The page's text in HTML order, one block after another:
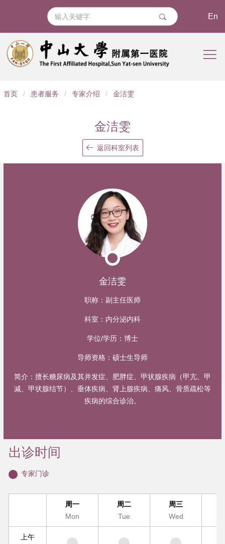
En
导
首页 / 患者服务 / 专家介绍 / 金洁雯
金洁雯
返回科室列表
金洁雯
职称： 副主任医师
科室： 内分泌内科
学位/学历： 博士
导师资格： 硕士生导师
简介： 擅长糖尿病及其并发症、肥胖症、甲状腺疾病（甲亢、甲
减、甲状腺结节）、垂体疾病、肾上腺疾病、痛风、骨质疏松等
疾病的综合诊治。
出诊时间
专家门诊
周一
Mon
周二
Tue
周三
Wed
上午